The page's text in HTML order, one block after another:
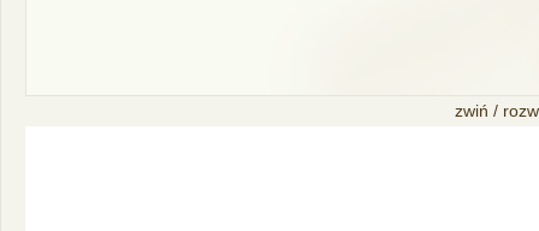
zwiń /